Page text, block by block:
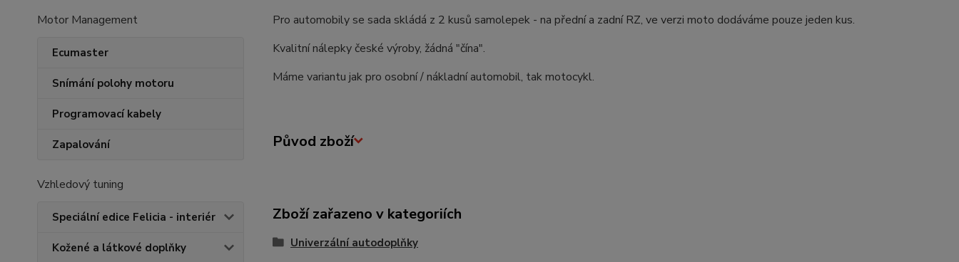
Motor Management
Ecumaster
Snímání polohy motoru
Programovací kabely
Zapalování
Vzhledový tuning
Speciální edice Felicia - interiér
Kožené a látkové doplňky
Pro automobily se sada skládá z 2 kusů samolepek - na přední a zadní RZ, ve verzi moto dodáváme pouze jeden kus.
Kvalitní nálepky české výroby, žádná "čína".
Máme variantu jak pro osobní / nákladní automobil, tak motocykl.
Původ zboží
Zboží zařazeno v kategoriích
Univerzální autodoplňky